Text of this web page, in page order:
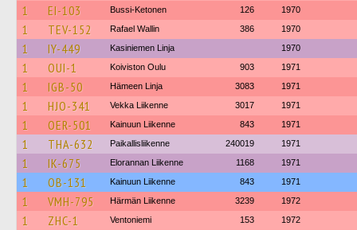
1 EI-103 Bussi-Ketonen 126 1970
1 TEV-152 Rafael Wallin 386 1970
1 IY-449 Kasiniemen Linja 1970
1 OUI-1 Koiviston Oulu 903 1971
1 IGB-50 Hämeen Linja 3083 1971
1 HJO-341 Vekka Liikenne 3017 1971
1 OER-501 Kainuun Liikenne 843 1971
1 THA-632 Paikallisliikenne 240019 1971
1 IK-675 Elorannan Liikenne 1168 1971
1 OB-131 Kainuun Liikenne 843 1971
1 VMH-795 Härmän Liikenne 3239 1972
1 ZHC-1 Ventoniemi 153 1972